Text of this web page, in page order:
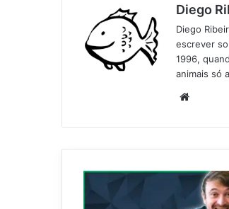
Diego
Diego
escrever
1996,
animais só
Website